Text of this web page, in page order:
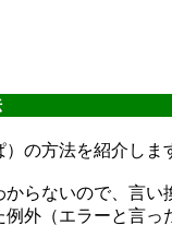
の方法を紹介しま
らないので、言い
例外（エラーと言